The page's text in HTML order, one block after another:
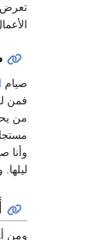
تعرض
صيام
من
وأنا